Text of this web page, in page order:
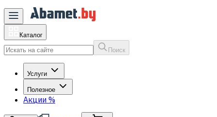
Каталог
Поиск
Услуги
Полезное
Акции %